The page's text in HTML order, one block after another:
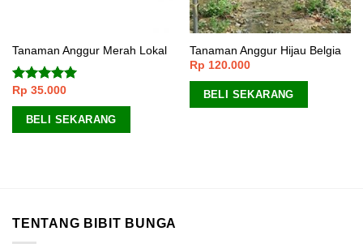
Tanaman Anggur Merah Lokal
Dinilai4.75
dari 5
Rp 35.000
BELI SEKARANG
Tanaman Anggur Hijau Belgia
Rp 120.000
BELI SEKARANG
TENTANG BIBIT BUNGA